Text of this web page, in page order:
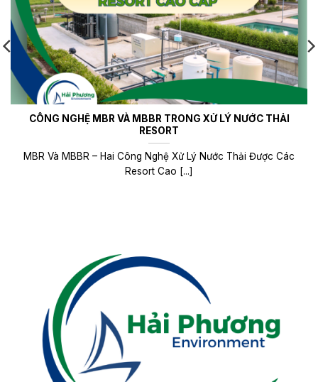
CÔNG NGHỆ MBR VÀ MBBR TRONG XỬ LÝ NƯỚC THẢI
RESORT
MBR Và MBBR – Hai Công Nghệ Xử Lý Nước Thải Được Các
Resort Cao [...]